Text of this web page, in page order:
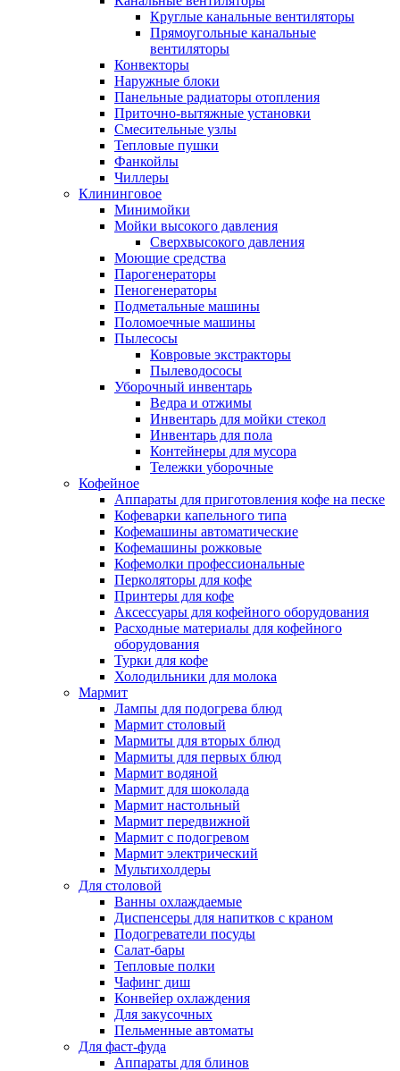
Круглые канальные вентиляторы
Прямоугольные канальные
вентиляторы
Конвекторы
Наружные блоки
Панельные радиаторы отопления
Приточно-вытяжные установки
Смесительные узлы
Тепловые пушки
Фанкойлы
Чиллеры
Клининговое
Минимойки
Мойки высокого давления
Сверхвысокого давления
Моющие средства
Парогенераторы
Пеногенераторы
Подметальные машины
Поломоечные машины
Пылесосы
Ковровые экстракторы
Пылеводососы
Уборочный инвентарь
Ведра и отжимы
Инвентарь для мойки стекол
Инвентарь для пола
Контейнеры для мусора
Тележки уборочные
Кофейное
Аппараты для приготовления кофе на песке
Кофеварки капельного типа
Кофемашины автоматические
Кофемашины рожковые
Кофемолки профессиональные
Перколяторы для кофе
Принтеры для кофе
Аксессуары для кофейного оборудования
Расходные материалы для кофейного
оборудования
Турки для кофе
Холодильники для молока
Мармит
Лампы для подогрева блюд
Мармит столовый
Мармиты для вторых блюд
Мармиты для первых блюд
Мармит водяной
Мармит для шоколада
Мармит настольный
Мармит передвижной
Мармит с подогревом
Мармит электрический
Мультихолдеры
Для столовой
Ванны охлаждаемые
Диспенсеры для напитков с краном
Подогреватели посуды
Салат-бары
Тепловые полки
Чафинг диш
Конвейер охлаждения
Для закусочных
Пельменные автоматы
Для фаст-фуда
Аппараты для блинов